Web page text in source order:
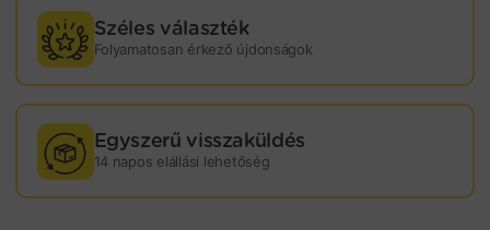
Széles választék
Folyamatosan érkező újdonságok
Egyszerű visszaküldés
14 napos elállási lehetőség